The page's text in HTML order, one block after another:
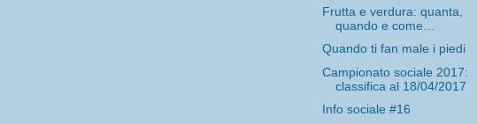
Frutta e verdura: quanta,
quando e come…
Quando ti fan male i piedi
Campionato sociale 2017:
classifica al 18/04/2017
Info sociale #16